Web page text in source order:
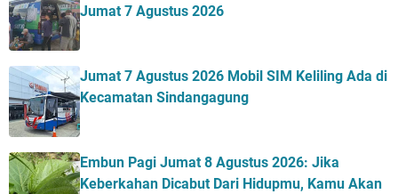
Jumat 7 Agustus 2026
Jumat 7 Agustus 2026 Mobil SIM Keliling Ada di
Kecamatan Sindangagung
Embun Pagi Jumat 8 Agustus 2026: Jika
Keberkahan Dicabut Dari Hidupmu, Kamu Akan